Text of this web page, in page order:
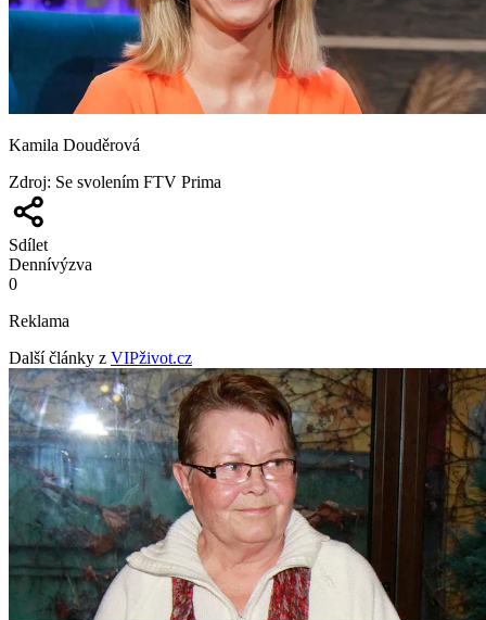
Kamila Douděrová
Zdroj: Se svolením FTV Prima
Sdílet
Dennívýzva
0
Reklama
Další články z VIPživot.cz